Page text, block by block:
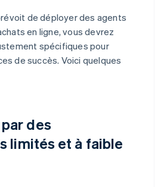
de déployer des agents
en ligne, vous devrez
spécifiques pour
de succès. Voici quelques
des
limités et à faible